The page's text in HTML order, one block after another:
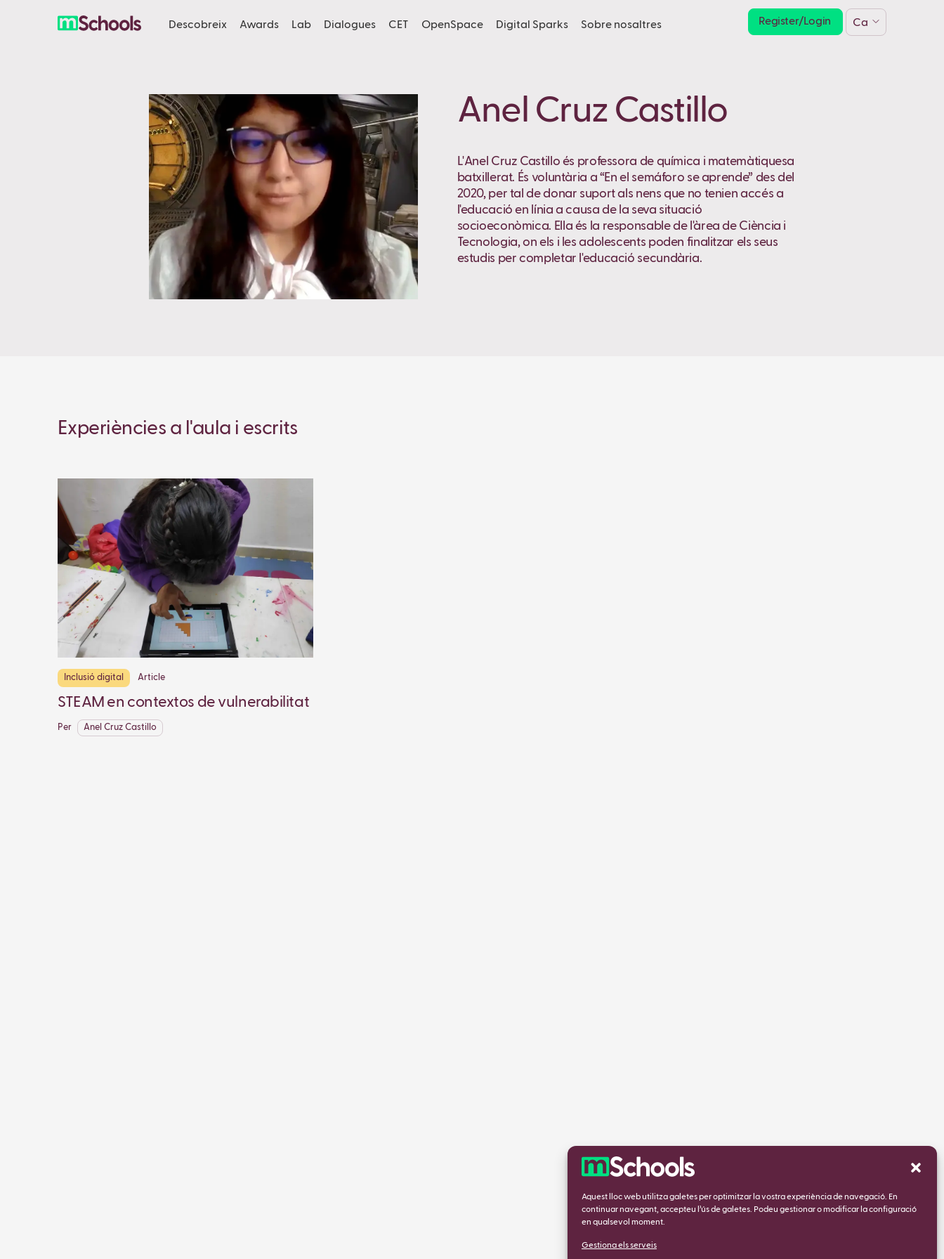
Aquest lloc web utilitza galetes per optimitzar la vostra experiència de navegació. En
continuar navegant, accepteu l’ús de galetes. Podeu gestionar o modificar la configuració
en qualsevol moment.
Gestiona els serveis
Descobreix Awards Lab Dialogues CET OpenSpace Digital Sparks Sobre nosaltres Register/Login Ca
Anel Cruz Castillo
L'Anel Cruz Castillo és professora de química i matemàtiquesa
batxillerat. És voluntària a “En el semáforo se aprende” des del
2020, per tal de donar suport als nens que no tenien accés a
l'educació en línia a causa de la seva situació
socioeconòmica. Ella és la responsable de l'àrea de Ciència i
Tecnologia, on els i les adolescents poden finalitzar els seus
estudis per completar l'educació secundària.
Experiències a l'aula i escrits
Inclusió digital Article
STEAM en contextos de vulnerabilitat
Per Anel Cruz Castillo